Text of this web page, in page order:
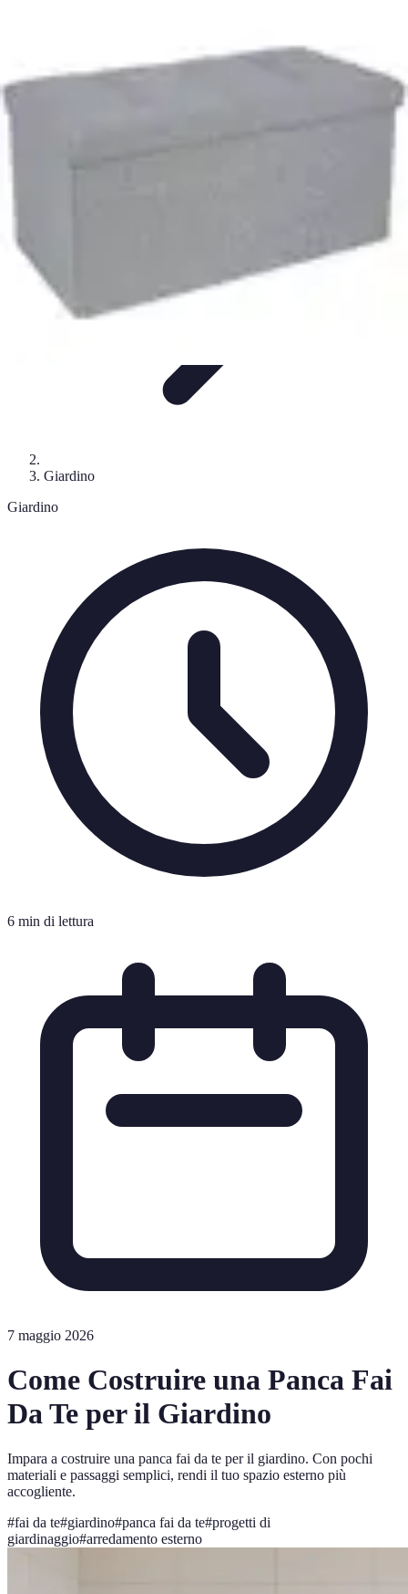
Progetti Creativi
Giardino
Giardino
6 min di lettura
7 maggio 2026
Come Costruire una Panca Fai
Da Te per il Giardino
Impara a costruire una panca fai da te per il giardino. Con pochi
materiali e passaggi semplici, rendi il tuo spazio esterno più
accogliente.
#fai da te#giardino#panca fai da te#progetti di
giardinaggio#arredamento esterno